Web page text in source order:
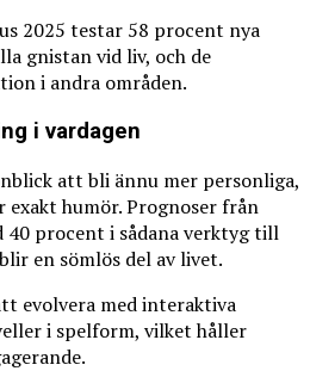
2025 testar 58 procent nya
gnistan vid liv, och de
i andra områden.
i vardagen
att bli ännu mer personliga,
exakt humör. Prognoser från
40 procent i sådana verktyg till
en sömlös del av livet.
evolvera med interaktiva
i spelform, vilket håller